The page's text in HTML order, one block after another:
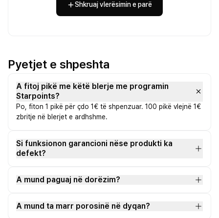
Shkruaj vlerësimin e parë
Pyetjet e shpeshta
A fitoj pikë me këtë blerje me programin
Starpoints?
Po, fiton 1 pikë për çdo 1€ të shpenzuar. 100 pikë vlejnë 1€
zbritje në blerjet e ardhshme.
Si funksionon garancioni nëse produkti ka
defekt?
A mund paguaj në dorëzim?
A mund ta marr porosinë në dyqan?